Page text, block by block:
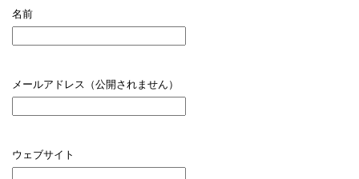
名前
メールアドレス（公開されません）
ウェブサイト